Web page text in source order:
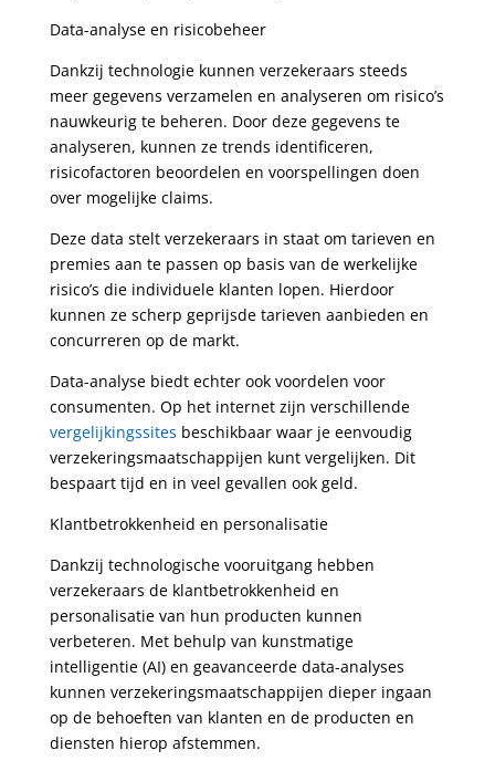
Data-analyse en risicobeheer
Dankzij technologie kunnen verzekeraars steeds
meer gegevens verzamelen en analyseren om risico’s
nauwkeurig te beheren. Door deze gegevens te
analyseren, kunnen ze trends identificeren,
risicofactoren beoordelen en voorspellingen doen
over mogelijke claims.
Deze data stelt verzekeraars in staat om tarieven en
premies aan te passen op basis van de werkelijke
risico’s die individuele klanten lopen. Hierdoor
kunnen ze scherp geprijsde tarieven aanbieden en
concurreren op de markt.
Data-analyse biedt echter ook voordelen voor
consumenten. Op het internet zijn verschillende
vergelijkingssites beschikbaar waar je eenvoudig
verzekeringsmaatschappijen kunt vergelijken. Dit
bespaart tijd en in veel gevallen ook geld.
Klantbetrokkenheid en personalisatie
Dankzij technologische vooruitgang hebben
verzekeraars de klantbetrokkenheid en
personalisatie van hun producten kunnen
verbeteren. Met behulp van kunstmatige
intelligentie (AI) en geavanceerde data-analyses
kunnen verzekeringsmaatschappijen dieper ingaan
op de behoeften van klanten en de producten en
diensten hierop afstemmen.